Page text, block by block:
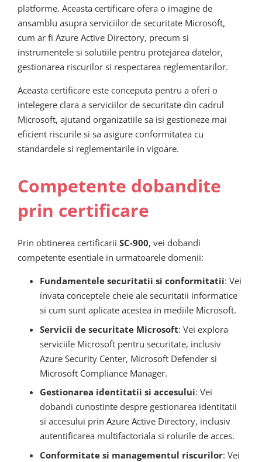
platforme. Aceasta certificare ofera o imagine de
ansamblu asupra serviciilor de securitate Microsoft,
cum ar fi Azure Active Directory, precum si
instrumentele si solutiile pentru protejarea datelor,
gestionarea riscurilor si respectarea reglementarilor.
Aceasta certificare este conceputa pentru a oferi o
intelegere clara a serviciilor de securitate din cadrul
Microsoft, ajutand organizatiile sa isi gestioneze mai
eficient riscurile si sa asigure conformitatea cu
standardele si reglementarile in vigoare.
Competente dobandite
prin certificare
Prin obtinerea certificarii SC-900, vei dobandi
competente esentiale in urmatoarele domenii:
Fundamentele securitatii si conformitatii: Vei
invata conceptele cheie ale securitatii informatice
si cum sunt aplicate acestea in mediile Microsoft.
Servicii de securitate Microsoft: Vei explora
serviciile Microsoft pentru securitate, inclusiv
Azure Security Center, Microsoft Defender si
Microsoft Compliance Manager.
Gestionarea identitatii si accesului: Vei
dobandi cunostinte despre gestionarea identitatii
si accesului prin Azure Active Directory, inclusiv
autentificarea multifactoriala si rolurile de acces.
Conformitate si managementul riscurilor: Vei